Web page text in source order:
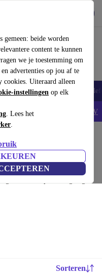
gemeen: beide worden
content te kunnen
we je toestemming om
advertenties op jou af te
Uiteraard alleen
instellingen op elk
. Lees het
.
Accessoires
– Code: IPHONEDEAL - AV
onder 300€ – bespaar tot
Shop vandaag nog
Sorteren